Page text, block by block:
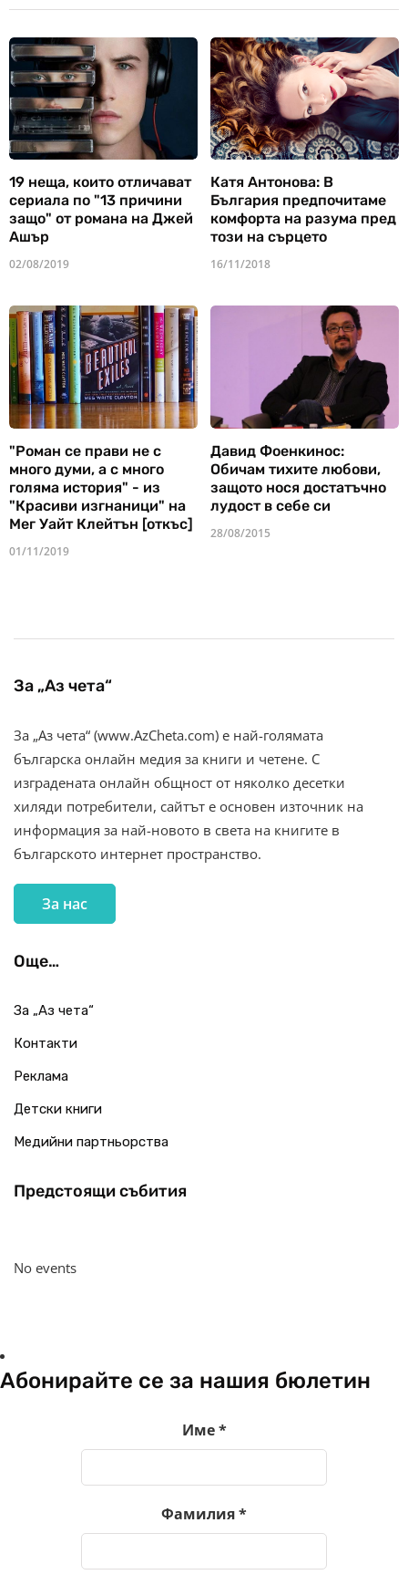
19 неща, които отличават
сериала по "13 причини
защо" от романа на Джей
Ашър
02/08/2019
Катя Антонова: В
България предпочитаме
комфорта на разума пред
този на сърцето
16/11/2018
"Роман се прави не с
много думи, а с много
голяма история" - из
"Красиви изгнаници" на
Мег Уайт Клейтън [откъс]
01/11/2019
Давид Фоенкинос:
Обичам тихите любови,
защото нося достатъчно
лудост в себе си
28/08/2015
За „Аз чета“
За „Аз чета“ (www.AzCheta.com) е най-голямата
българска онлайн медия за книги и четене. С
изградената онлайн общност от няколко десетки
хиляди потребители, сайтът е основен източник на
информация за най-новото в света на книгите в
българското интернет пространство.
За нас
Още…
За „Аз чета“
Контакти
Реклама
Детски книги
Медийни партньорства
Предстоящи събития
No events
Абонирайте се за нашия бюлетин
Име*
Фамилия*